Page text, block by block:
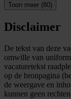
Toon meer (80)
Disclaimer
De tekst van deze
omwille van
vacaturetekst
op de bronpagina
de weergave en
kunnen geen